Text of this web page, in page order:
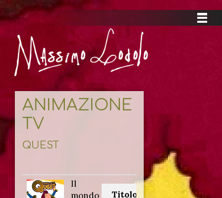
ANIMAZIONE
TV
QUEST
Il
mondo
Titolo originale: